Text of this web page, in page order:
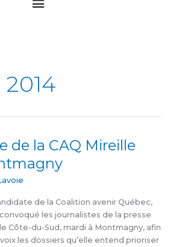
de la CAQ Mireille
de la Coalition avenir Québec,
les journalistes de la presse
Côte-du-Sud, mardi à Montmagny, afin
les dossiers qu’elle entend prioriser